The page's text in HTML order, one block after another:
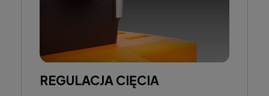
REGULACJA CIĘCIA